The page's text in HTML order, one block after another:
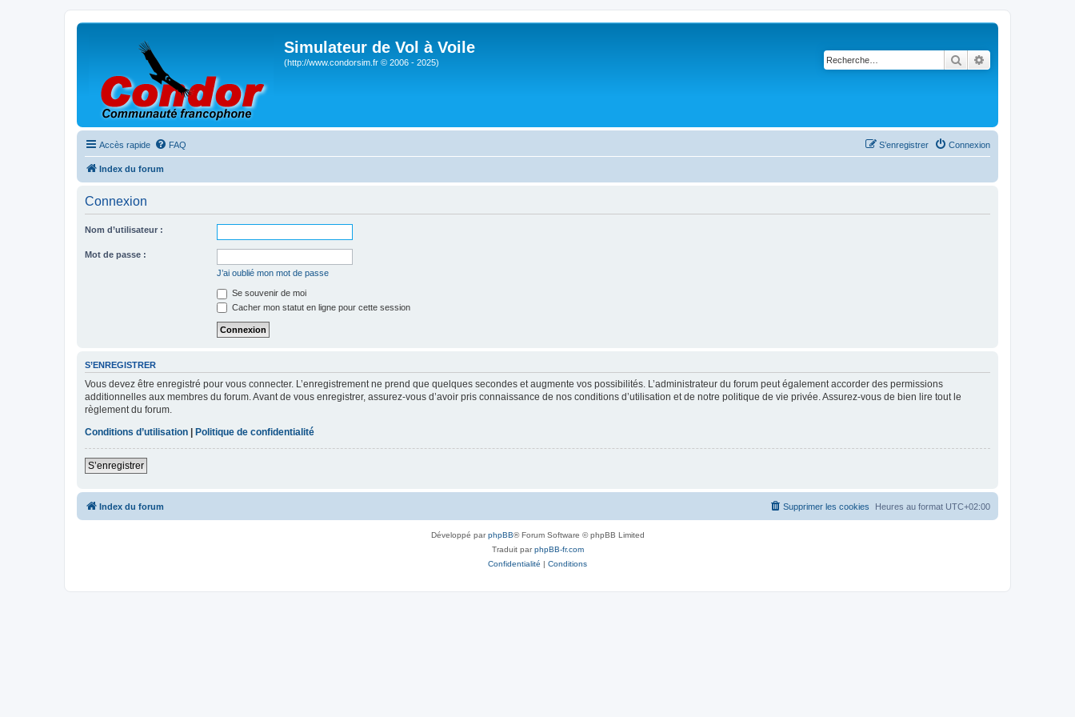
Simulateur de Vol à Voile
(http://www.condorsim.fr © 2006 - 2025) Rechercher
Accès rapide FAQ Connexion
S’enregistrer
Index du forum
Connexion
Nom d’utilisateur :
Mot de passe :
J’ai oublié mon mot de passe
Se souvenir de moi
Cacher mon statut en ligne pour cette session
S’ENREGISTRER
Vous devez être enregistré pour vous connecter. L’enregistrement ne prend que quelques secondes et augmente vos possibilités. L’administrateur du forum peut également accorder des permissions
additionnelles aux membres du forum. Avant de vous enregistrer, assurez-vous d’avoir pris connaissance de nos conditions d’utilisation et de notre politique de vie privée. Assurez-vous de bien lire tout le
règlement du forum.
Conditions d’utilisation | Politique de confidentialité
S’enregistrer
Index du forum Heures au format UTC+02:00
Supprimer les cookies
Développé parphpBB® Forum Software © phpBB Limited
Traduit parphpBB-fr.com
Confidentialité | Conditions